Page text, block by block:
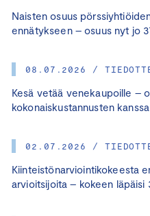
Naisten osuus
ennätykseen – osuus nyt jo
08.07.2026 /
Kesä vetää venekaupoille –
kokonaiskustannusten kanssa
02.07.2026 /
Kiinteistönarviointikokeesta
arvioitsijoita – kokeen läpäisi